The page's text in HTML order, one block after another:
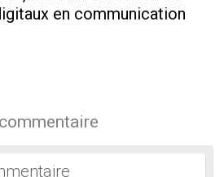
en communication
commentaire